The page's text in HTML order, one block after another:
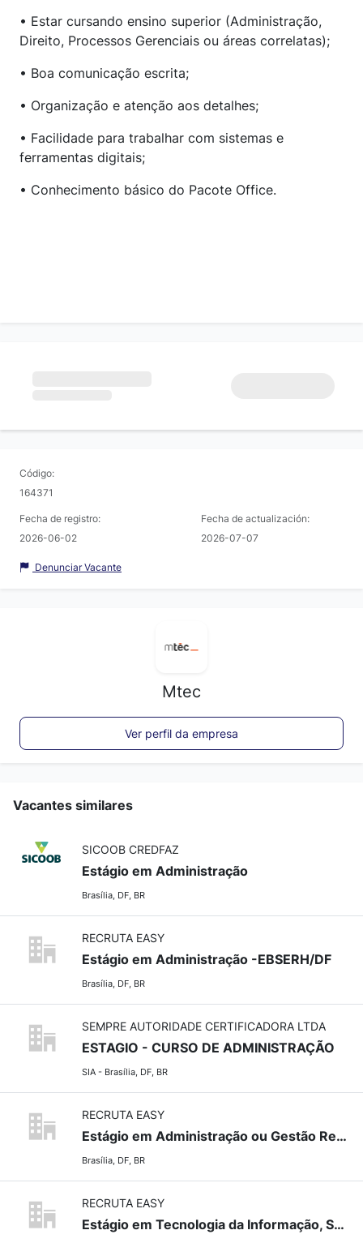
• Estar cursando ensino superior (Administração,
Direito, Processos Gerenciais ou áreas correlatas);
• Boa comunicação escrita;
• Organização e atenção aos detalhes;
• Facilidade para trabalhar com sistemas e
ferramentas digitais;
• Conhecimento básico do Pacote Office.
Código:
164371
Fecha de registro:
2026-06-02
Fecha de actualización:
2026-07-07
Denunciar Vacante
Mtec
Ver perfil da empresa
Vacantes similares
SICOOB CREDFAZ
Estágio em Administração
Brasília, DF, BR
RECRUTA EASY
Estágio em Administração -EBSERH/DF
Brasília, DF, BR
SEMPRE AUTORIDADE CERTIFICADORA LTDA
ESTAGIO - CURSO DE ADMINISTRAÇÃO
SIA - Brasília, DF, BR
RECRUTA EASY
Estágio em Administração ou Gestão Recursos Humanos - MCTI
Brasília, DF, BR
RECRUTA EASY
Estágio em Tecnologia da Informação, Secretariado, Administração ou Direito - PF/DF